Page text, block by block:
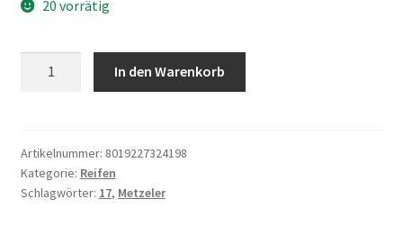
20 vorrätig
-
17
65H
In den Warenkorb
Artikelnummer: 8019227324198
Kategorie: Reifen
Schlagwörter: 17, Metzeler